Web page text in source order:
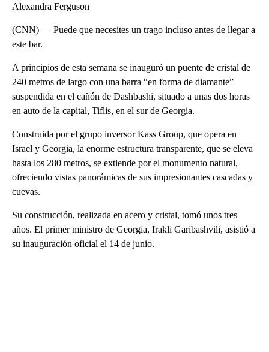
Alexandra Ferguson
(CNN) — Puede que necesites un trago incluso antes de llegar a
este bar.
A principios de esta semana se inauguró un puente de cristal de
240 metros de largo con una barra “en forma de diamante”
suspendida en el cañón de Dashbashi, situado a unas dos horas
en auto de la capital, Tiflis, en el sur de Georgia.
Construida por el grupo inversor Kass Group, que opera en
Israel y Georgia, la enorme estructura transparente, que se eleva
hasta los 280 metros, se extiende por el monumento natural,
ofreciendo vistas panorámicas de sus impresionantes cascadas y
cuevas.
Su construcción, realizada en acero y cristal, tomó unos tres
años. El primer ministro de Georgia, Irakli Garibashvili, asistió a
su inauguración oficial el 14 de junio.